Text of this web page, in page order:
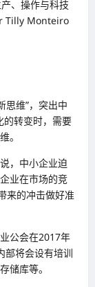
、操作与科技
Tilly Monteiro
思维”，突出中
的转变时，需要
。
，中小企业迫
业在市场的竞
来的冲击做好准
公会在2017年
部将会设有培训
储库等。